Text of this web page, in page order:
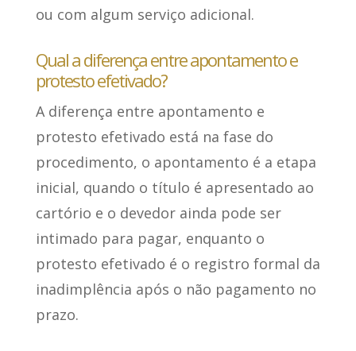
ou com algum serviço adicional.
Qual a diferença entre apontamento e
protesto efetivado?
A diferença entre apontamento e
protesto efetivado está na fase do
procedimento, o apontamento é a etapa
inicial, quando o título é apresentado ao
cartório e o devedor ainda pode ser
intimado para pagar, enquanto o
protesto efetivado é o registro formal da
inadimplência após o não pagamento no
prazo.